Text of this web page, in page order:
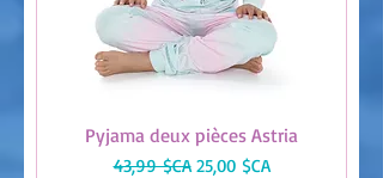
Pyjama deux pièces Astria
Prix original
43,99 $CA Prix promotionnel
25,00 $CA